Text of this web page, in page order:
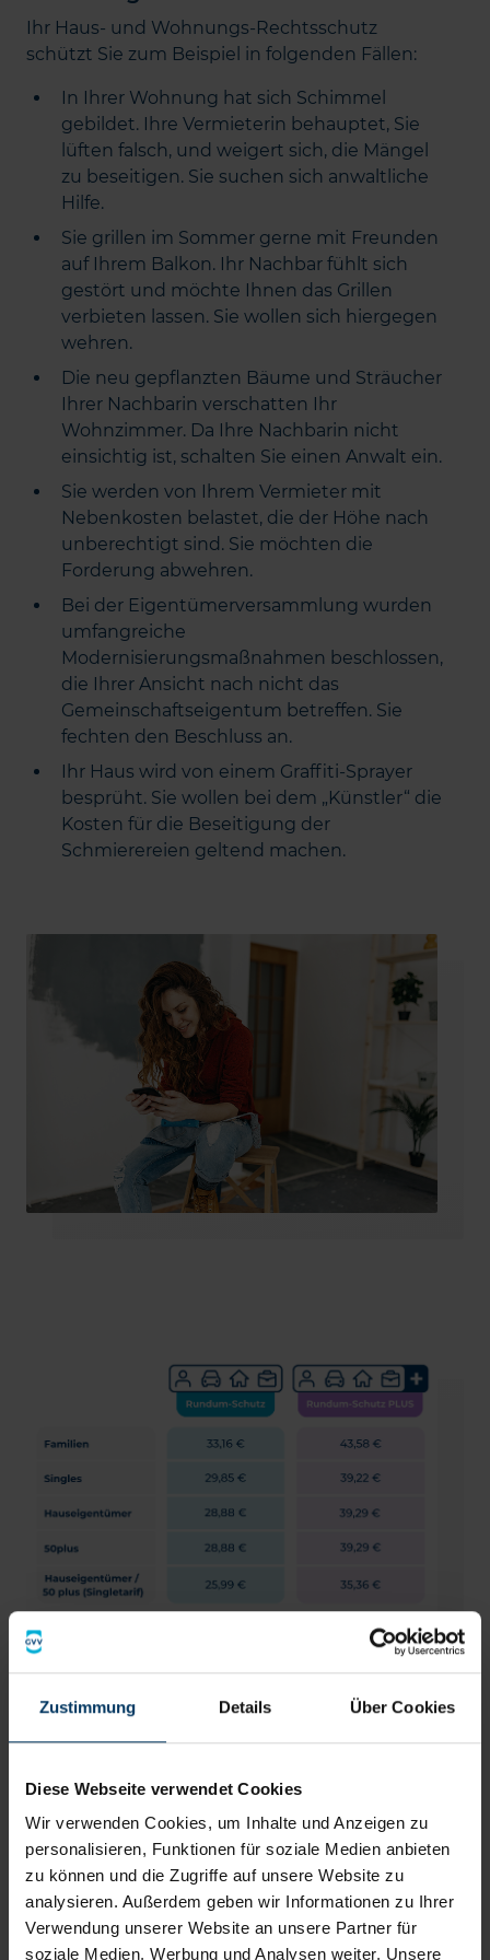
Zustimmung Details Über Cookies
Diese Webseite verwendet Cookies
Wir verwenden Cookies, um Inhalte und Anzeigen zu
personalisieren, Funktionen für soziale Medien anbieten
zu können und die Zugriffe auf unsere Website zu
analysieren. Außerdem geben wir Informationen zu Ihrer
Verwendung unserer Website an unsere Partner für
soziale Medien, Werbung und Analysen weiter. Unsere
Ihr Haus- und Wohnungs-Rechtsschutz
schützt Sie zum Beispiel in folgenden Fällen:
In Ihrer Wohnung hat sich Schimmel
gebildet. Ihre Vermieterin behauptet, Sie
lüften falsch, und weigert sich, die Mängel
zu beseitigen. Sie suchen sich anwaltliche
Hilfe.
Sie grillen im Sommer gerne mit Freunden
auf Ihrem Balkon. Ihr Nachbar fühlt sich
gestört und möchte Ihnen das Grillen
verbieten lassen. Sie wollen sich hiergegen
wehren.
Die neu gepflanzten Bäume und Sträucher
Ihrer Nachbarin verschatten Ihr
Wohnzimmer. Da Ihre Nachbarin nicht
einsichtig ist, schalten Sie einen Anwalt ein.
Sie werden von Ihrem Vermieter mit
Nebenkosten belastet, die der Höhe nach
unberechtigt sind. Sie möchten die
Forderung abwehren.
Bei der Eigentümerversammlung wurden
umfangreiche
Modernisierungsmaßnahmen beschlossen,
die Ihrer Ansicht nach nicht das
Gemeinschaftseigentum betreffen. Sie
fechten den Beschluss an.
Ihr Haus wird von einem Graffiti-Sprayer
besprüht. Sie wollen bei dem „Künstler“ die
Kosten für die Beseitigung der
Schmierereien geltend machen.
Rundum-Schutz. Dieser umfasst einen Privat-,
Verkehrs-, Haus- und Wohnungs- sowie Berufs-
Rechtsschutz. Noch mehr rechtliche Sicherheit
bietet Ihnen Ihr Rundum-Schutz PLUS.
Jetzt Kosten berechnen